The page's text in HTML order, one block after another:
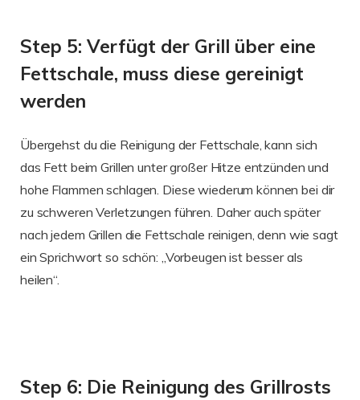
Step 5: Verfügt der Grill über eine
Fettschale, muss diese gereinigt
werden
Übergehst du die Reinigung der Fettschale, kann sich
das Fett beim Grillen unter großer Hitze entzünden und
hohe Flammen schlagen. Diese wiederum können bei dir
zu schweren Verletzungen führen. Daher auch später
nach jedem Grillen die Fettschale reinigen, denn wie sagt
ein Sprichwort so schön: „Vorbeugen ist besser als
heilen“.
Step 6: Die Reinigung des Grillrosts